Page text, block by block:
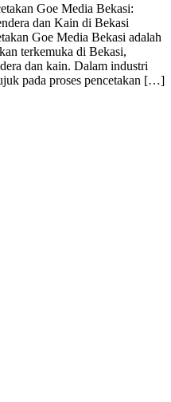
Goe Media Bekasi:
dan Kain di Bekasi
Goe Media Bekasi adalah
terkemuka di Bekasi,
dan kain. Dalam industri
pada proses pencetakan […]